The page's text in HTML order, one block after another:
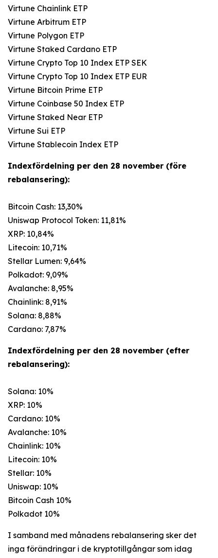
Virtune Chainlink ETP
Virtune Arbitrum ETP
Virtune Polygon ETP
Virtune Staked Cardano ETP
Virtune Crypto Top 10 Index ETP SEK
Virtune Crypto Top 10 Index ETP EUR
Virtune Bitcoin Prime ETP
Virtune Coinbase 50 Index ETP
Virtune Staked Near ETP
Virtune Sui ETP
Virtune Stablecoin Index ETP
Indexfördelning per den 28 november (före
rebalansering):
Bitcoin Cash: 13,30%
Uniswap Protocol Token: 11,81%
XRP: 10,84%
Litecoin: 10,71%
Stellar Lumen: 9,64%
Polkadot: 9,09%
Avalanche: 8,95%
Chainlink: 8,91%
Solana: 8,88%
Cardano: 7,87%
Indexfördelning per den 28 november (efter
rebalansering):
Solana: 10%
XRP: 10%
Cardano: 10%
Avalanche: 10%
Chainlink: 10%
Litecoin: 10%
Stellar: 10%
Uniswap: 10%
Bitcoin Cash 10%
Polkadot 10%
I samband med månadens rebalansering sker det
inga förändringar i de kryptotillgångar som idag